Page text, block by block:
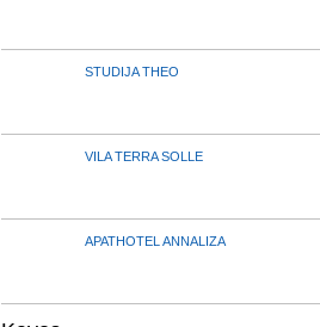
STUDIJA THEO
VILA TERRA SOLLE
APATHOTEL ANNALIZA